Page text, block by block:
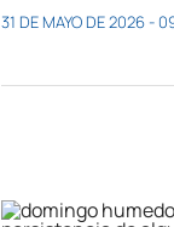
31 DE MAYO DE 2026 -